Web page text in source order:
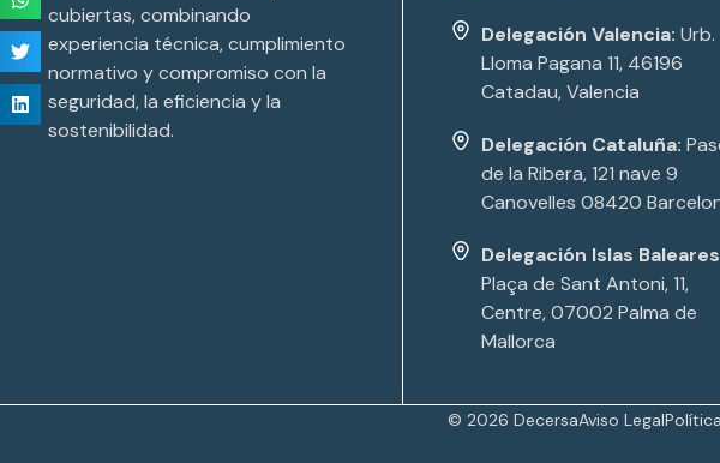
cubiertas, combinando
experiencia técnica, cumplimiento
normativo y compromiso con la
seguridad, la eficiencia y la
sostenibilidad.
Delegación Valencia: Urb.
Lloma Pagana 11, 46196
Catadau, Valencia
Delegación Cataluña:
de la Ribera, 121 nave 9
Canovelles 08420
Delegación Islas
Plaça de Sant Antoni, 11,
Centre, 07002 Palma de
Mallorca
© 2026 DecersaAviso Legal